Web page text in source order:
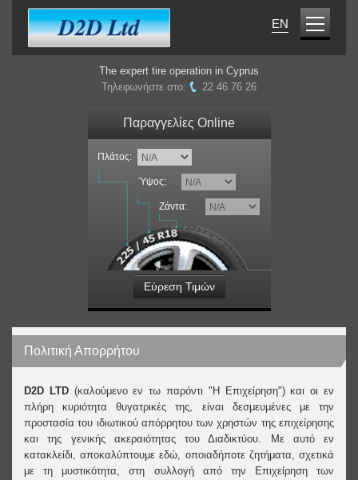
EN
The expert tire operation in Cyprus
Τηλεφωνήστε στο:
22 46 76 26
Παραγγελίες Online
Πλάτος:
Ύψος:
Ζάντα:
Εύρεση Τιμών
Πολιτική Απορρήτου
D2D LTD(καλούμενο εν τω παρόντι "Η Επιχείρηση") και οι εν
πλήρη κυριότητα θυγατρικές της, είναι δεσμευμένες με την
προστασία του ιδιωτικού απόρρητου των χρηστών της επιχείρησης
και της γενικής ακεραιότητας του Διαδικτύου. Με αυτό εν
κατακλείδι, αποκαλύπτουμε εδώ, οποιαδήποτε ζητήματα, σχετικά
με τη μυστικότητα, στη συλλογή από την Επιχείρηση των